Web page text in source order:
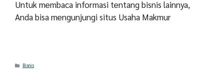
Untuk membaca informasi tentang bisnis lainnya,
Anda bisa mengunjungi situs Usaha Makmur
Categories
Bisnis